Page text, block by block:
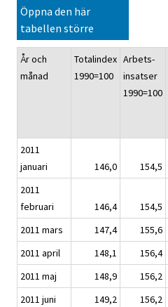
Öppna den här
tabellen större
År och
månad
Totalindex
1990=100
Arbets-
insatser
1990=100
2011
januari
146,0 154,5
2011
februari
146,4 154,5
2011 mars
147,4 155,6
2011 april
148,1 156,4
2011 maj
148,9 156,2
2011 juni
149,2 156,2